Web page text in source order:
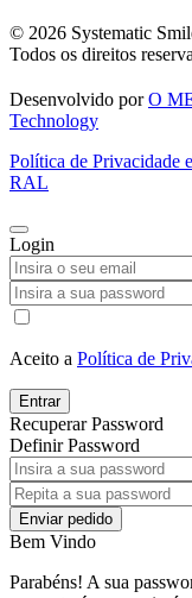
© 2026 Systematic
Todos os direitos
Desenvolvido porO
Technology
Política de Privacidade
RAL
Login
Aceito a Política de
Entrar
Recuperar Password
Definir Password
Enviar pedido
Bem Vindo
Parabéns! A sua